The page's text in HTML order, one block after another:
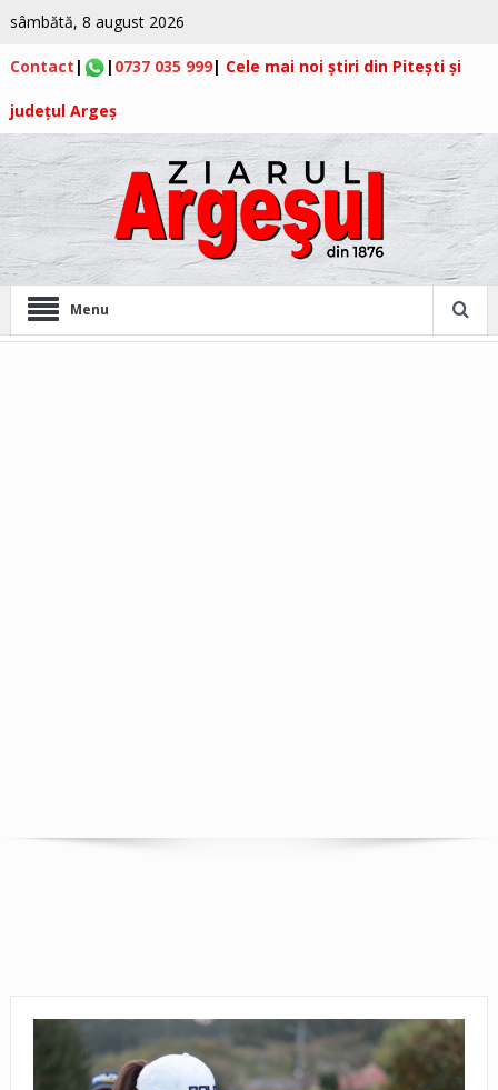
sâmbătă, 8 august 2026
Contact | | 0737 035 999| Cele mai noi știri din Pitești și
județul Argeș
Menu